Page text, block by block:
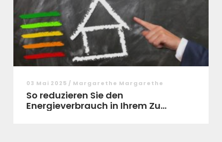
03 Mai 2025 / Margarethe Margarethe
So reduzieren Sie den
Energieverbrauch in Ihrem Zu...